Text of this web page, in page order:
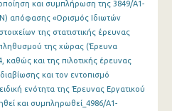
και συμπλήρωση της 3849/Α1-
απόφασης «Ορισμός Ιδιωτών
της στατιστικής έρευνας
της χώρας (Έρευνα
καθώς και της πιλοτικής έρευνας
και τον εντοπισμό
ενότητα της Έρευνας Εργατικού
και συμπληρωθεί_4986/Α1-